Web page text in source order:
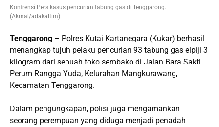
Konfrensi Pers kasus pencurian tabung gas di Tenggarong.
(Akmal/adakaltim)
Tenggarong – Polres Kutai Kartanegara (Kukar) berhasil
menangkap tujuh pelaku pencurian 93 tabung gas elpiji 3
kilogram dari sebuah toko sembako di Jalan Bara Sakti
Perum Rangga Yuda, Kelurahan Mangkurawang,
Kecamatan Tenggarong.
Dalam pengungkapan, polisi juga mengamankan
seorang perempuan yang diduga menjadi penadah